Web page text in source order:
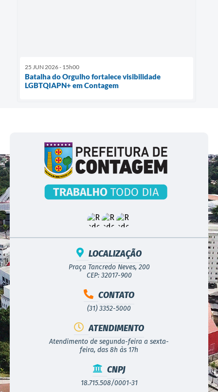
25 JUN 2026 - 15h00
Batalha do Orgulho fortalece visibilidade
LGBTQIAPN+ em Contagem
LOCALIZAÇÃO
Praça Tancredo Neves, 200
CEP: 32017-900
CONTATO
(31) 3352-5000
ATENDIMENTO
Atendimento de segunda-feira a sexta-
feira, das 8h às 17h
CNPJ
18.715.508/0001-31